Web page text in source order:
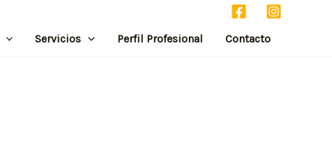
Servicios Perfil Profesional Contacto